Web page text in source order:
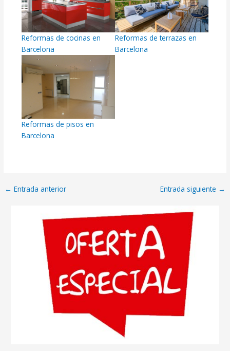
Reformas de cocinas en
Barcelona
Reformas de terrazas en
Barcelona
Reformas de pisos en
Barcelona
← Entrada anterior Entrada siguiente →